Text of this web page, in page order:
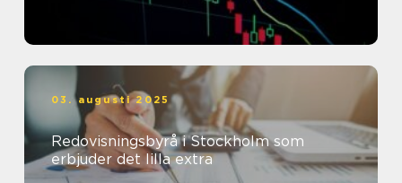
03. augusti 2025
Redovisningsbyrå i Stockholm som
erbjuder det lilla extra